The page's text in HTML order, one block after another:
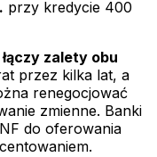
przy kredycie 400
zalety obu
przez kilka lat, a
renegocjować
zmienne. Banki
do oferowania